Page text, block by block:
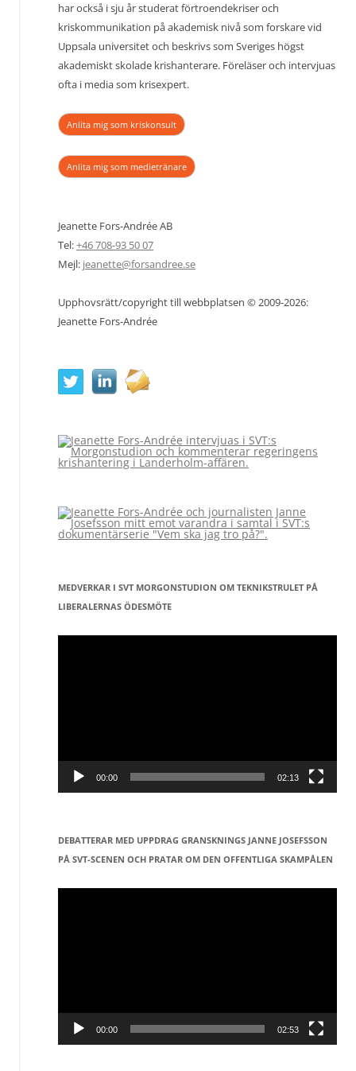
har också i sju år studerat förtroendekriser och
kriskommunikation på akademisk nivå som forskare vid
Uppsala universitet och beskrivs som Sveriges högst
akademiskt skolade krishanterare. Föreläser och intervjuas
ofta i media som krisexpert.
Anlita mig som kriskonsult
Anlita mig som medietränare
Jeanette Fors-Andrée AB
Tel:+46 708-93 50 07
Mejl: jeanette@forsandree.se
Upphovsrätt/copyright till webbplatsen © 2009-2026:
Jeanette Fors-Andrée
MEDVERKAR I SVT MORGONSTUDION OM TEKNIKSTRULET PÅ
LIBERALERNAS ÖDESMÖTE
Videospelare
00:00 02:13
DEBATTERAR MED UPPDRAG GRANSKNINGS JANNE JOSEFSSON
PÅ SVT-SCENEN OCH PRATAR OM DEN OFFENTLIGA SKAMPÅLEN
Videospelare
00:00 02:53